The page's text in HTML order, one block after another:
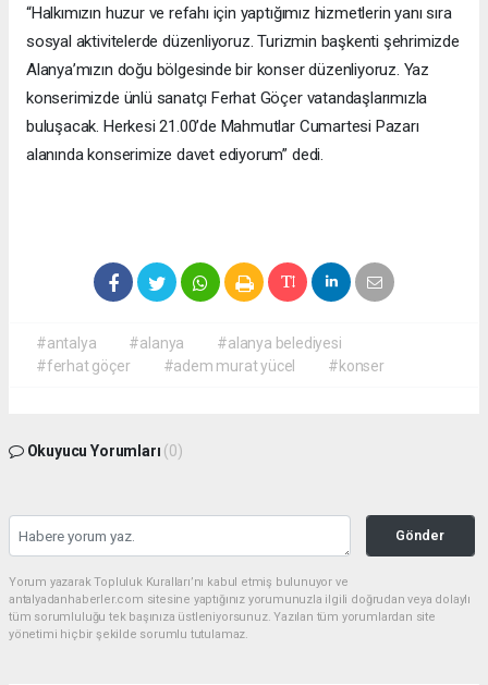
“Halkımızın huzur ve refahı için yaptığımız hizmetlerin yanı sıra
sosyal aktivitelerde düzenliyoruz. Turizmin başkenti şehrimizde
Alanya’mızın doğu bölgesinde bir konser düzenliyoruz. Yaz
konserimizde ünlü sanatçı Ferhat Göçer vatandaşlarımızla
buluşacak. Herkesi 21.00’de Mahmutlar Cumartesi Pazarı
alanında konserimize davet ediyorum” dedi.
#antalya #alanya
#alanya belediyesi
#ferhat göçer
#adem murat yücel #konser
Okuyucu Yorumları (0)
Gönder
Yorum yazarak Topluluk Kuralları’nı kabul etmiş bulunuyor ve
antalyadanhaberler.com sitesine yaptığınız yorumunuzla ilgili doğrudan veya dolaylı
tüm sorumluluğu tek başınıza üstleniyorsunuz. Yazılan tüm yorumlardan site
yönetimi hiçbir şekilde sorumlu tutulamaz.